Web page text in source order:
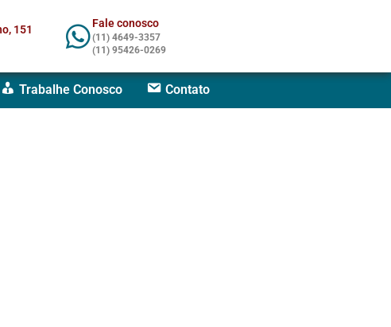
151 Fale conosco
(11) 4649-3357
(11) 95426-0269
Trabalhe Conosco Contato